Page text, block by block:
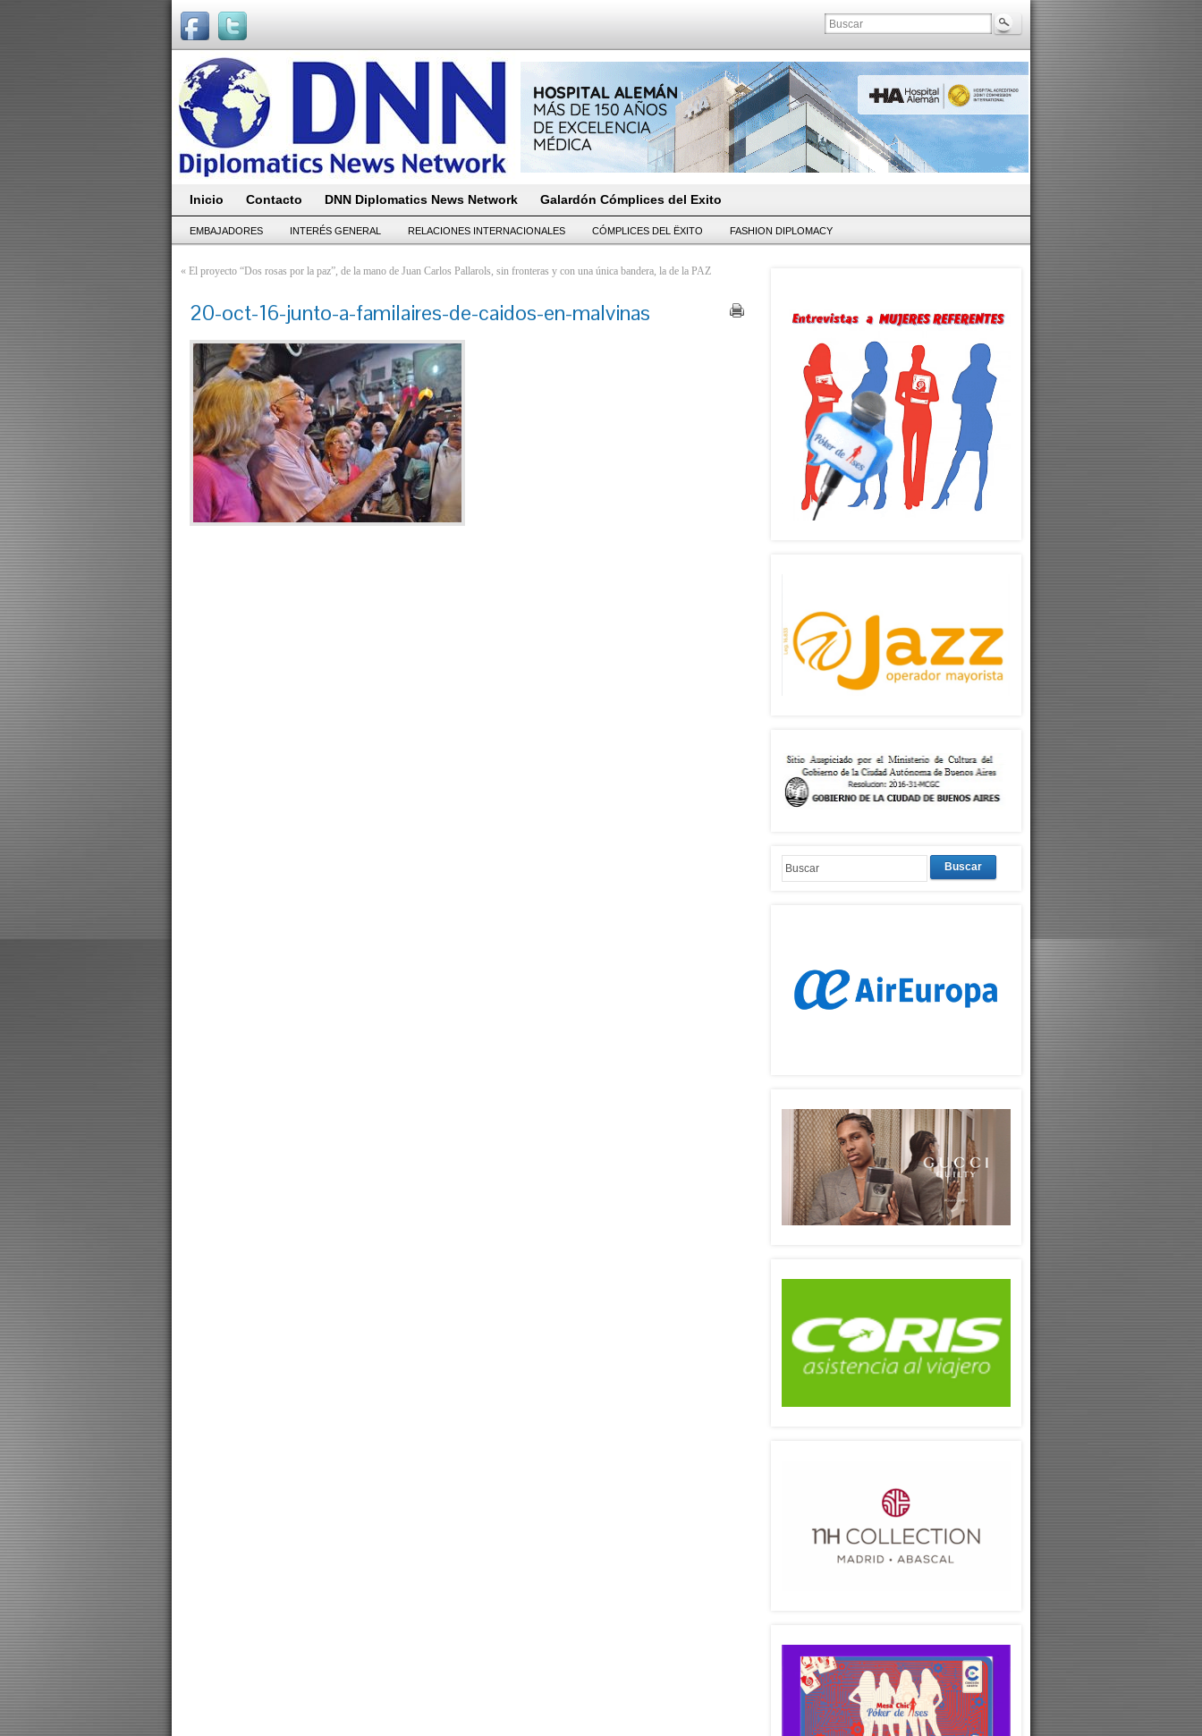
Inicio Contacto DNN Diplomatics News Network Galardón Cómplices del Exito
EMBAJADORES INTERÉS GENERAL RELACIONES INTERNACIONALES CÓMPLICES DEL ËXITO FASHION DIPLOMACY
« El proyecto “Dos rosas por la paz”, de la mano de Juan Carlos Pallarols, sin fronteras y con una única bandera, la de la PAZ
20-oct-16-junto-a-familaires-de-caidos-en-malvinas
Buscar